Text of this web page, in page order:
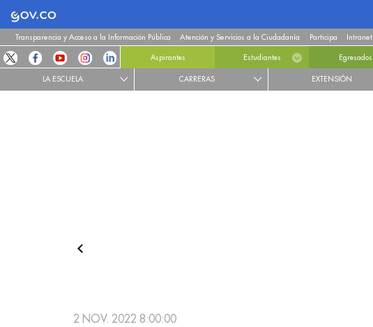
Logo Gobierno de Colombia
Transparencia y Acceso a la Información Pública Atención y Servicios a la Ciudadanía Participa Intranet
Aspirantes Estudiantes Egresados
LA ESCUELA CARRERAS EXTENSIÓN
2 NOV. 2022 8:00:00